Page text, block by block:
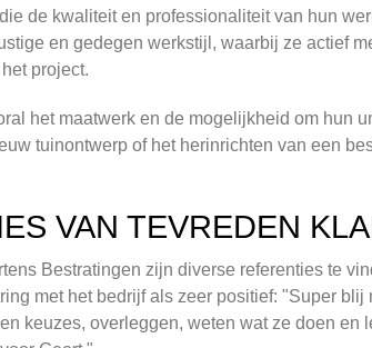
de kwaliteit en professionaliteit van hun
en gedegen werkstijl, waarbij ze actief
project.
het maatwerk en de mogelijkheid om hun
tuinontwerp of het herinrichten van een
VAN TEVREDEN
Bestratingen zijn diverse referenties te
met het bedrijf als zeer positief: "Super
keuzes, overleggen, weten wat ze doen en